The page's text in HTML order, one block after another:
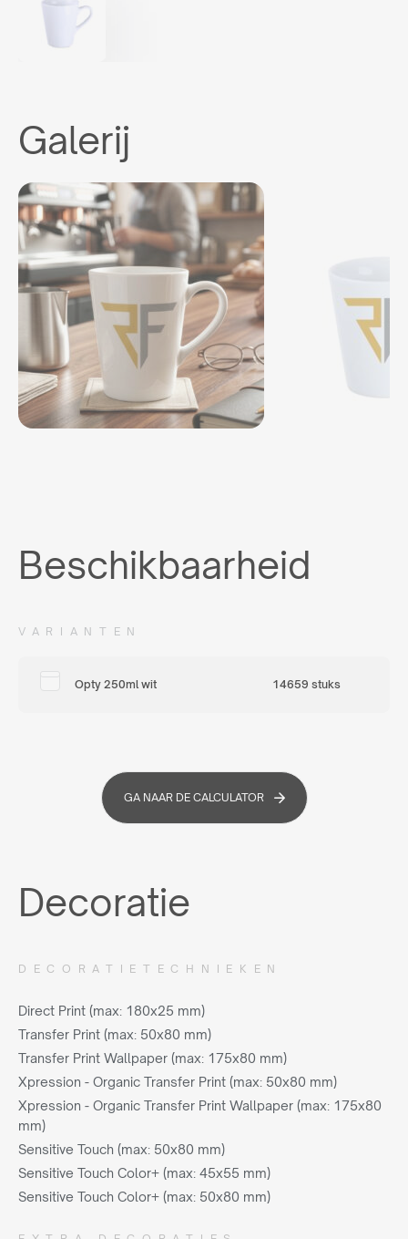
Galerij
Beschikbaarheid
VARIANTEN
Opty 250ml wit 14659 stuks
GA NAAR DE CALCULATOR
Decoratie
DECORATIETECHNIEKEN
Direct Print (max: 180x25 mm)
Transfer Print (max: 50x80 mm)
Transfer Print Wallpaper (max: 175x80 mm)
Xpression - Organic Transfer Print (max: 50x80 mm)
Xpression - Organic Transfer Print Wallpaper (max: 175x80
mm)
Sensitive Touch (max: 50x80 mm)
Sensitive Touch Color+ (max: 45x55 mm)
Sensitive Touch Color+ (max: 50x80 mm)